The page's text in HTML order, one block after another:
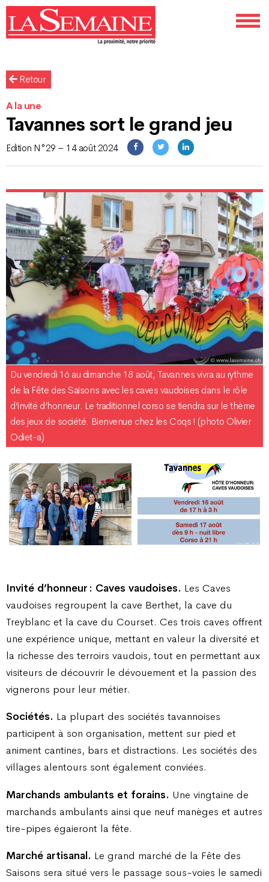
Retour
A la une
Tavannes sort le grand jeu
Edition N°29 – 14 août 2024
Du vendredi 16 au dimanche 18 août, Tavannes vivra au rythme
de la Fête des Saisons avec les caves vaudoises dans le rôle
d’invité d’honneur. Le traditionnel corso se tiendra sur le thème
des jeux de société. Bienvenue chez les Coqs ! (photo Olivier
Odiet-a)
Invité d’honneur : Caves vaudoises. Les Caves
vaudoises regroupent la cave Berthet, la cave du
Treyblanc et la cave du Courset. Ces trois caves offrent
une expérience unique, mettant en valeur la diversité et
la richesse des terroirs vaudois, tout en permettant aux
visiteurs de découvrir le dévouement et la passion des
vignerons pour leur métier.
Sociétés. La plupart des sociétés tavannoises
participent à son organisation, mettent sur pied et
animent cantines, bars et distractions. Les sociétés des
villages alentours sont également conviées.
Marchands ambulants et forains. Une vingtaine de
marchands ambulants ainsi que neuf manèges et autres
tire-pipes égaieront la fête.
Marché artisanal. Le grand marché de la Fête des
Saisons sera situé vers le passage sous-voies le samedi